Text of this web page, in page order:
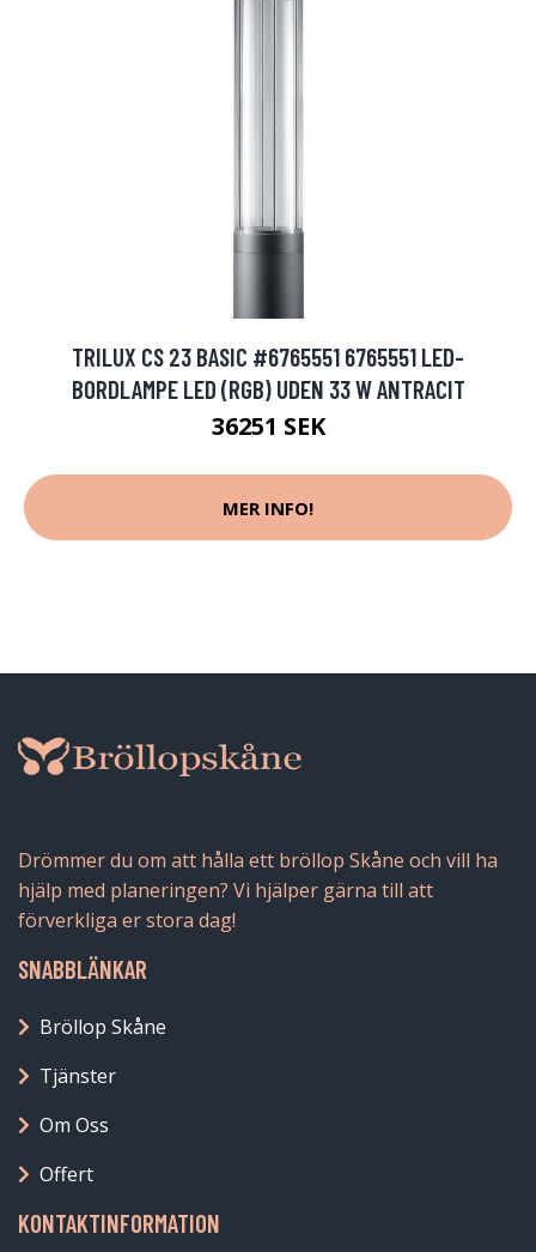
TRILUX CS 23 BASIC #6765551 6765551 LED-
BORDLAMPE LED (RGB) UDEN 33 W ANTRACIT
36251 SEK
MER INFO!
Drömmer du om att hålla ett bröllop Skåne och vill ha
hjälp med planeringen? Vi hjälper gärna till att
förverkliga er stora dag!
SNABBLÄNKAR
Bröllop Skåne
Tjänster
Om Oss
Offert
KONTAKTINFORMATION